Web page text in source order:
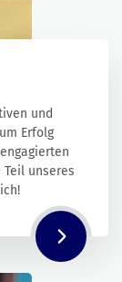
und
Erfolg
unseres